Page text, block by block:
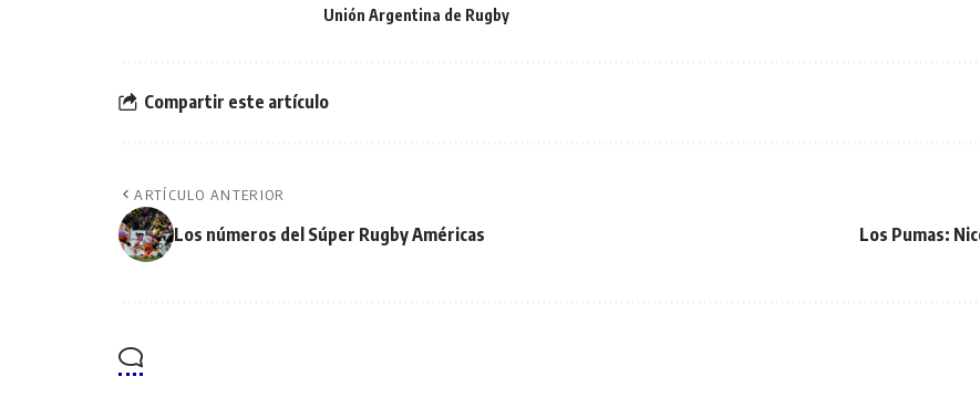
Unión Argentina de Rugby
Compartir este artículo
ARTÍCULO ANTERIOR
Los números del Súper Rugby Américas Los Pumas: